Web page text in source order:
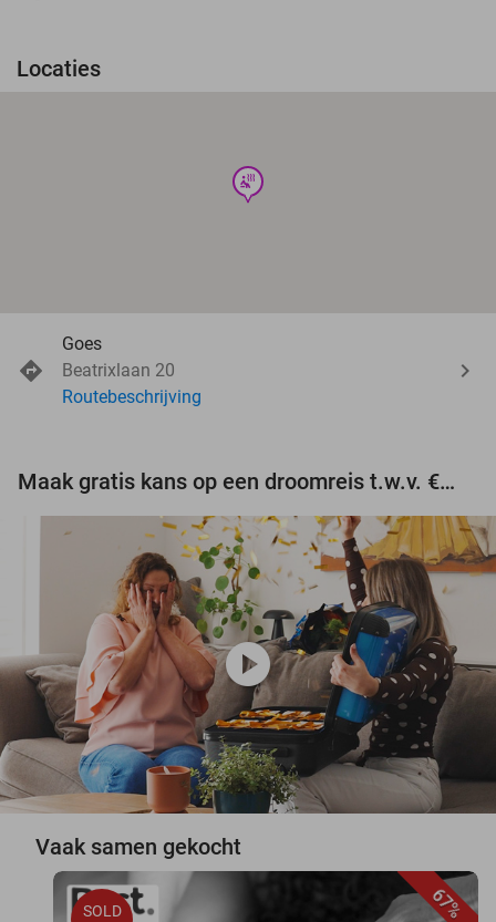
Locaties
wellness
Goes
Beatrixlaan 20
Routebeschrijving
Maak gratis kans op een droomreis t.w.v. €3.000!
play_circle
Vaak samen gekocht
67%
SOLD